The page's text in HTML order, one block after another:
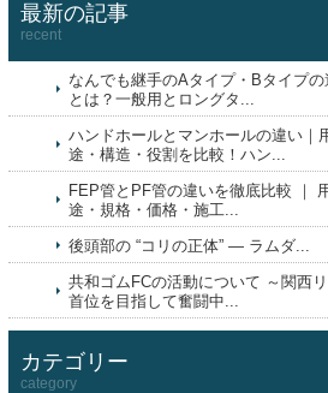
最新の記事
recent
なんでも継手のAタイプ・Bタイプの
とは？一般用とロングタ...
ハンドホールとマンホールの違い｜
途・構造・役割を比較！ハン...
FEP管とPF管の違いを徹底比較 ｜
途・規格・価格・施工...
後頭部の “コリの正体” ― ラムダ...
共和ゴムFCの活動について ～関西
首位を目指して奮闘中...
カテゴリー
category